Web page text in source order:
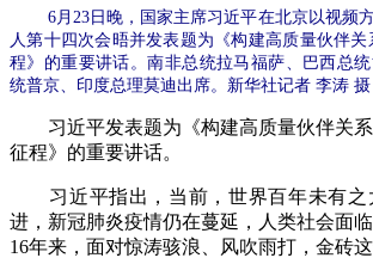
6月23日晚，国家主席习近平在北京以视频
人第十四次会晤并发表题为《构建高质量伙伴
程》的重要讲话。南非总统拉马福萨、巴西总
统普京、印度总理莫迪出席。新华社记者 李涛 摄
习近平发表题为《构建高质量伙伴关
征程》的重要讲话。
习近平指出，当前，世界百年未有之
进，新冠肺炎疫情仍在蔓延，人类社会面临
16年来，面对惊涛骇浪、风吹雨打，金砖